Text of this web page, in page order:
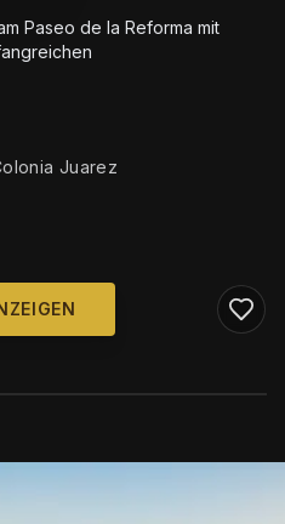
Paseo de la Reforma mit
Juarez